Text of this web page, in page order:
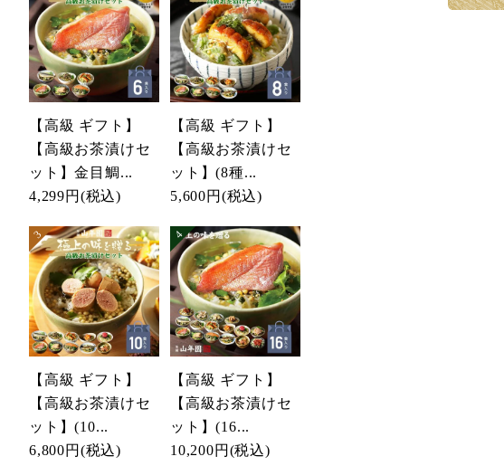
【高級 ギフト】
【高級お茶漬けセ
ット】金目鯛...
4,299円 (税込)
【高級 ギフト】
【高級お茶漬けセ
ット】(8種...
5,600円 (税込)
【高級 ギフト】
【高級お茶漬けセ
ット】(10...
6,800円 (税込)
【高級 ギフト】
【高級お茶漬けセ
ット】(16...
10,200円 (税込)